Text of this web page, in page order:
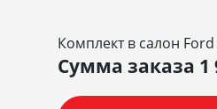
Комплект в салон
Сумма заказа 1